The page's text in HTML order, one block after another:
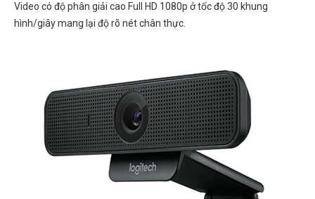
Video có độ phân giải cao Full HD 1080p ở tốc độ 30 khung
hình/giây mang lại độ rõ nét chân thực.